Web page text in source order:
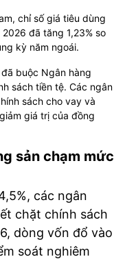
chỉ số giá tiêu dùng
đã tăng 1,23% so
kỳ năm ngoái.
buộc Ngân hàng
sách tiền tệ. Các ngân
sách cho vay và
giá trị của đồng
sản chạm mức
các ngân
chặt chính sách
dòng vốn đổ vào
soát nghiêm